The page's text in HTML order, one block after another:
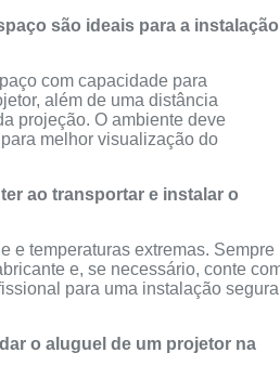
são ideais para a instalação
com capacidade para
além de uma distância
projeção. O ambiente deve
melhor visualização do
ao transportar e instalar o
e temperaturas extremas. Sempre
e, se necessário, conte
para uma instalação segura
o aluguel de um projetor na